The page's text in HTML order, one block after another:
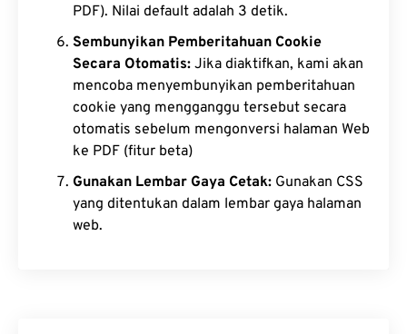
PDF). Nilai default adalah 3 detik.
Sembunyikan Pemberitahuan Cookie
Secara Otomatis: Jika diaktifkan, kami akan
mencoba menyembunyikan pemberitahuan
cookie yang mengganggu tersebut secara
otomatis sebelum mengonversi halaman Web
ke PDF (fitur beta)
Gunakan Lembar Gaya Cetak: Gunakan CSS
yang ditentukan dalam lembar gaya halaman
web.